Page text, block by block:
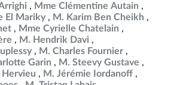
Mme Clémentine Autain
El Mariky
M. Karim Ben Cheikh
Mme Cyrielle Chatelain
M. Hendrik Davi
M. Charles Fournier
Garin
M. Steevy Gustave
Hervieu
M. Jérémie Iordanoff